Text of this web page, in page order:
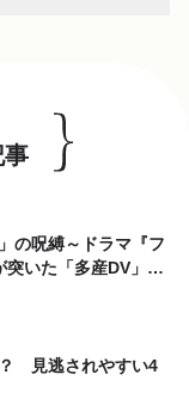
事
の呪縛～ドラマ『フ
突いた「多産DV」と
見逃されやすい4